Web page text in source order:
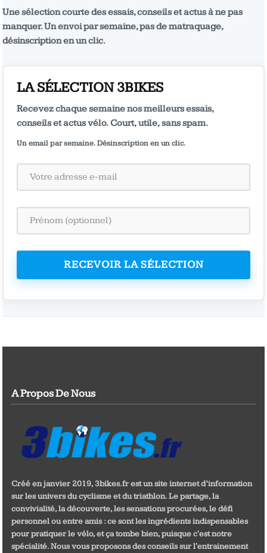
Une sélection courte des essais, conseils et actus à ne pas
manquer. Un envoi par semaine, pas de matraquage,
désinscription en un clic.
LA SÉLECTION 3BIKES
Recevez chaque semaine nos meilleurs essais,
conseils et actus vélo. Court, utile, sans spam.
Un email par semaine. Désinscription en un clic.
RECEVOIR LA SÉLECTION
A Propos De Nous
Créé en janvier 2019, 3bikes.fr est un site internet d’information
sur les univers du cyclisme et du triathlon. Le partage, la
convivialité, la découverte, les sensations procurées, le défi
personnel ou entre amis : ce sont les ingrédients indispensables
pour pratiquer le vélo, et ça tombe bien, puisque c'est notre
spécialité. Nous vous proposons des conseils sur l'entrainement